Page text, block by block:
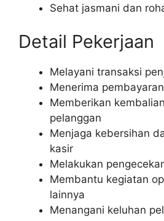
Sehat jasmani dan
Detail Pekerjaan
Melayani transaksi
Menerima
Memberikan
pelanggan
Menjaga kebersihan
kasir
Melakukan
Membantu kegiatan
lainnya
Menangani keluhan